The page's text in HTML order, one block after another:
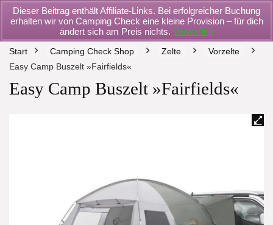
Dieser Beitrag enthält Affiliate-Links. Bei erfolgreicher Buchung
erhalten wir von Camping Check eine kleine Provision – für dich
ändert sich am Preis nichts. Verwerfen
Start Camping Check Shop Zelte
Vorzelte
Easy Camp Buszelt »Fairfields«
Easy Camp Buszelt »Fairfields«